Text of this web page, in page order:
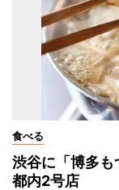
食べる
渋谷に「博多
都内2号店